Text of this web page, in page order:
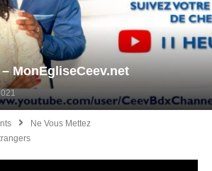
MonEgliseCeev.net
Ne Vous Mettez